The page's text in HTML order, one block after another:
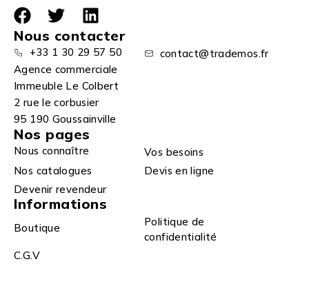
Nous contacter
+33 1 30 29 57 50
contact@trademos.fr
Agence commerciale
Immeuble Le Colbert
2 rue le corbusier
95 190 Goussainville
Nos pages
Nous connaître
Vos besoins
Nos catalogues
Devis en ligne
Devenir revendeur
Informations
Boutique
Politique de
confidentialité
C.G.V